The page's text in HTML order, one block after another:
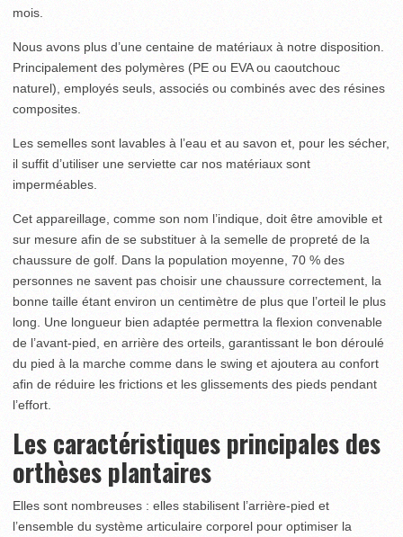
mois.
Nous avons plus d’une centaine de matériaux à notre disposition.
Principalement des polymères (PE ou EVA ou caoutchouc
naturel), employés seuls, associés ou combinés avec des résines
composites.
Les semelles sont lavables à l’eau et au savon et, pour les sécher,
il suffit d’utiliser une serviette car nos matériaux sont
imperméables.
Cet appareillage, comme son nom l’indique, doit être amovible et
sur mesure afin de se substituer à la semelle de propreté de la
chaussure de golf. Dans la population moyenne, 70 % des
personnes ne savent pas choisir une chaussure correctement, la
bonne taille étant environ un centimètre de plus que l’orteil le plus
long. Une longueur bien adaptée permettra la flexion convenable
de l’avant-pied, en arrière des orteils, garantissant le bon déroulé
du pied à la marche comme dans le swing et ajoutera au confort
afin de réduire les frictions et les glissements des pieds pendant
l’effort.
Les caractéristiques principales des
orthèses plantaires
Elles sont nombreuses : elles stabilisent l’arrière-pied et
l’ensemble du système articulaire corporel pour optimiser la